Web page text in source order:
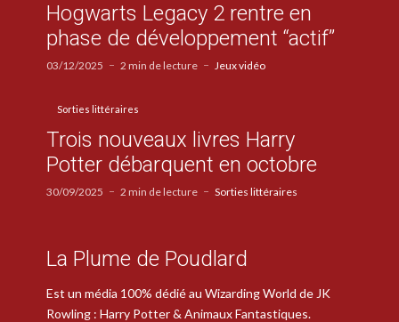
Hogwarts Legacy 2 rentre en
phase de développement “actif”
03/12/2025 2 min de lecture Jeux vidéo
Sorties littéraires
Trois nouveaux livres Harry
Potter débarquent en octobre
30/09/2025 2 min de lecture Sorties littéraires
La Plume de Poudlard
Est un média 100% dédié au Wizarding World de JK
Rowling : Harry Potter & Animaux Fantastiques.